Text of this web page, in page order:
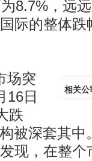
8.7%，远
际的整体跌
相关公
场突
16日
跌
被深套其中
现，在整